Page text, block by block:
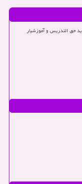
حق التدریس و آموزشیار